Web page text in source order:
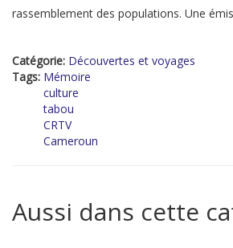
rassemblement des populations. Une
Catégorie: Découvertes et voyages
Tags: Mémoire
culture
tabou
CRTV
Cameroun
Aussi dans cette